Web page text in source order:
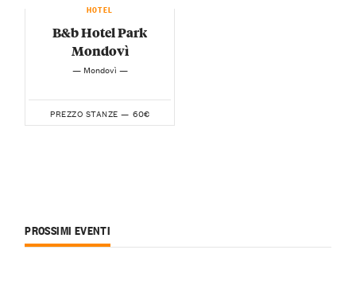
HOTEL
B&b Hotel Park
Mondovì
— Mondovì —
PREZZO STANZE — 60€
PROSSIMI EVENTI